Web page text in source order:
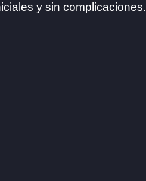
y sin complicaciones.